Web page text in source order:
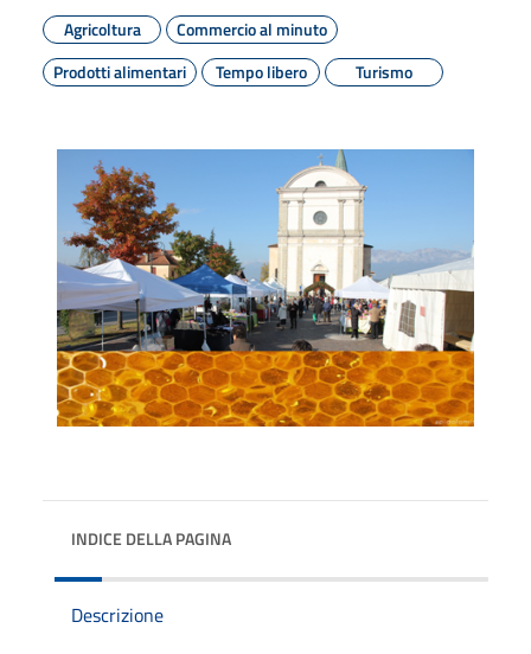
Agricoltura
Commercio al minuto
Prodotti alimentari
Tempo libero Turismo
INDICE DELLA PAGINA
Descrizione